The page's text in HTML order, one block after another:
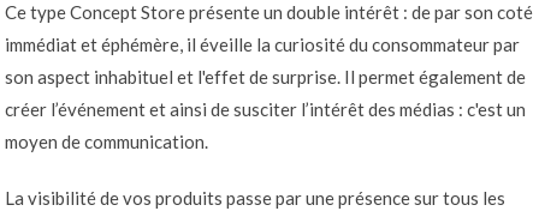
Ce type Concept Store présente un double intérêt : de par son coté
immédiat et éphémère, il éveille la curiosité du consommateur par
son aspect inhabituel et l'effet de surprise. Il permet également de
créer l’événement et ainsi de susciter l’intérêt des médias : c'est un
moyen de communication.
La visibilité de vos produits passe par une présence sur tous les